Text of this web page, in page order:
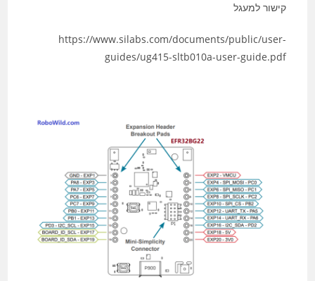
קישור למעגל
https://www.silabs.com/documents/public/user-
guides/ug415-sltb010a-user-guide.pdf